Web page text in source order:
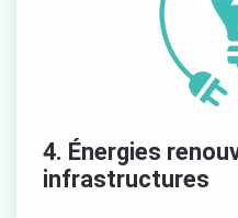
4. Énergies
infrastructures